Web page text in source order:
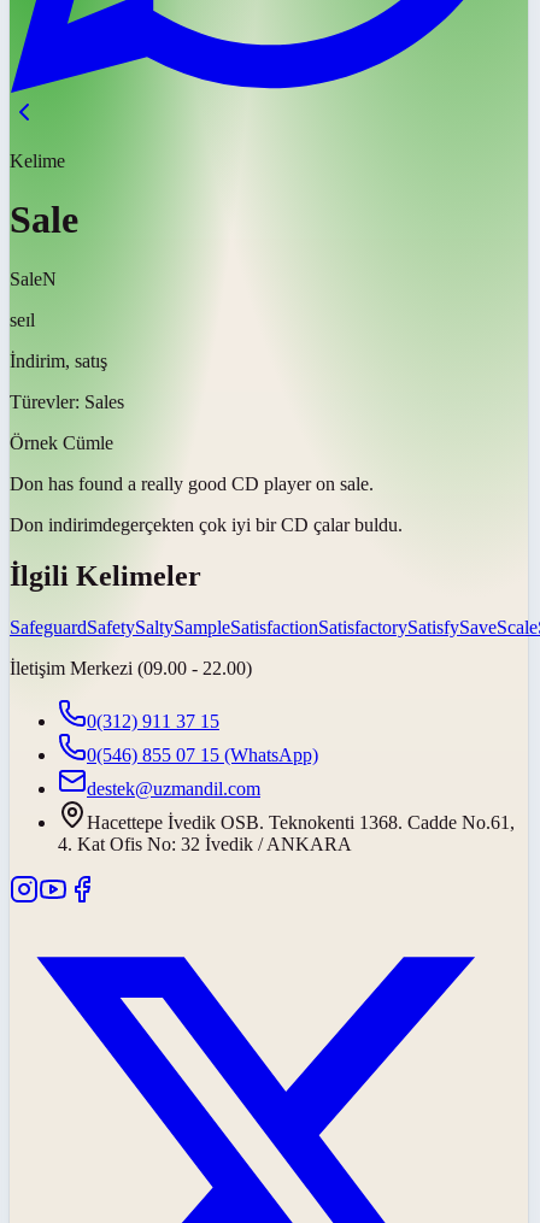
Kelime
Sale
SaleN
seɪl
İndirim, satış
Türevler: Sales
Örnek Cümle
Don has found a really good CD player on sale.
Don indirimdegerçekten çok iyi bir CD çalar buldu.
İlgili Kelimeler
SafeguardSafetySaltySampleSatisfactionSatisfactorySatisfySaveScale
İletişim Merkezi (09.00 - 22.00)
0(312) 911 37 15
0(546) 855 07 15 (WhatsApp)
destek@uzmandil.com
Hacettepe İvedik OSB. Teknokenti 1368. Cadde No.61,
4. Kat Ofis No: 32 İvedik / ANKARA